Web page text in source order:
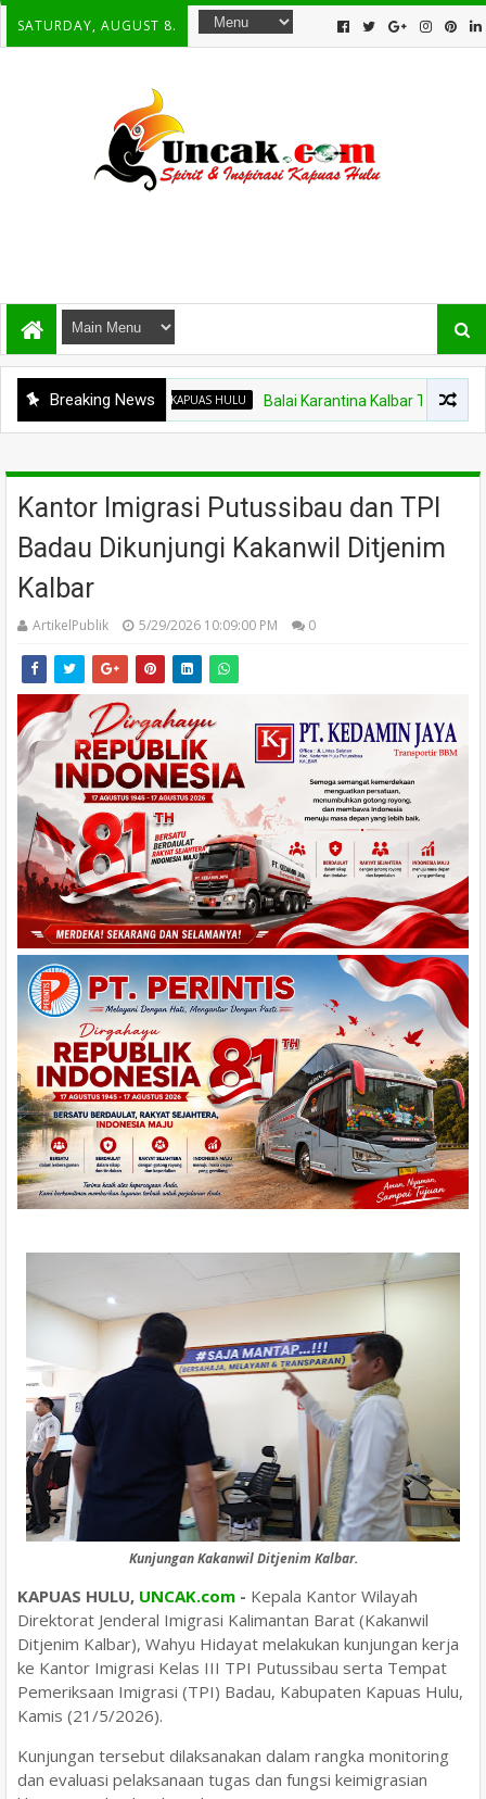
SATURDAY, AUGUST 8.
Breaking NewsKAPUAS HULU Balai Karantina Kalbar Tinjau Jalur
Kantor Imigrasi Putussibau dan TPI
Badau Dikunjungi Kakanwil Ditjenim
Kalbar
ArtikelPublik 5/29/2026 10:09:00 PM 0
Kunjungan Kakanwil Ditjenim Kalbar.
KAPUAS HULU, UNCAK.com - Kepala Kantor Wilayah
Direktorat Jenderal Imigrasi Kalimantan Barat (Kakanwil
Ditjenim Kalbar), Wahyu Hidayat melakukan kunjungan kerja
ke Kantor Imigrasi Kelas III TPI Putussibau serta Tempat
Pemeriksaan Imigrasi (TPI) Badau, Kabupaten Kapuas Hulu,
Kamis (21/5/2026).
Kunjungan tersebut dilaksanakan dalam rangka monitoring
dan evaluasi pelaksanaan tugas dan fungsi keimigrasian